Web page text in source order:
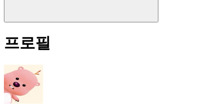
프로필